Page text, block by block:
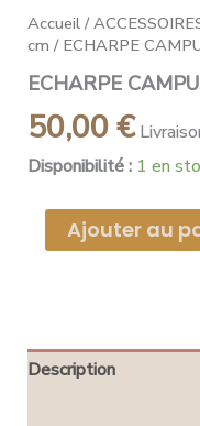
Accueil /
cm / ECHARPE
ECHARPE
50,00€
Disponibilité : 1 en
Ajouter au
Description